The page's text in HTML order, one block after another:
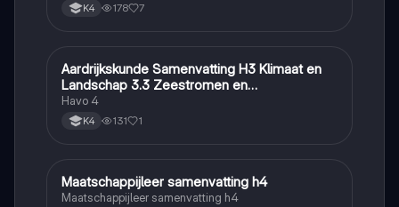
K4 178 7
Aardrijkskunde
Aardrijkskunde Samenvatting H3 Klimaat en
Landschap 3.3 Zeestromen en
Klimaatgebieden • BuiteNLand
Havo 4
K4 131 1
Maatschappijleer
Maatschappijleer samenvatting h4
Maatschappijleer samenvatting h4